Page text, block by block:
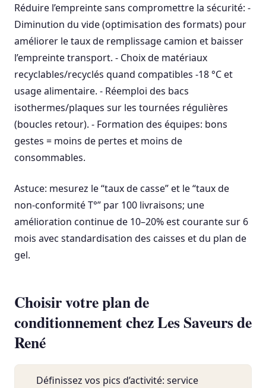
Réduire l’empreinte sans compromettre la sécurité: -
Diminution du vide (optimisation des formats) pour
améliorer le taux de remplissage camion et baisser
l’empreinte transport. - Choix de matériaux
recyclables/recyclés quand compatibles -18 °C et
usage alimentaire. - Réemploi des bacs
isothermes/plaques sur les tournées régulières
(boucles retour). - Formation des équipes: bons
gestes = moins de pertes et moins de
consommables.
Astuce: mesurez le “taux de casse” et le “taux de
non-conformité T°” par 100 livraisons; une
amélioration continue de 10–20% est courante sur 6
mois avec standardisation des caisses et du plan de
gel.
Choisir votre plan de
conditionnement chez Les Saveurs de
René
Définissez vos pics d’activité: service